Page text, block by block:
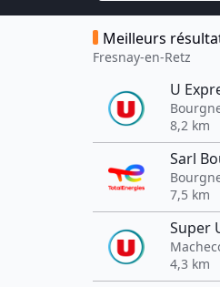
Meilleurs
Fresnay-en-Retz
U
8,2 km
Sarl
7,5 km
Super
4,3 km